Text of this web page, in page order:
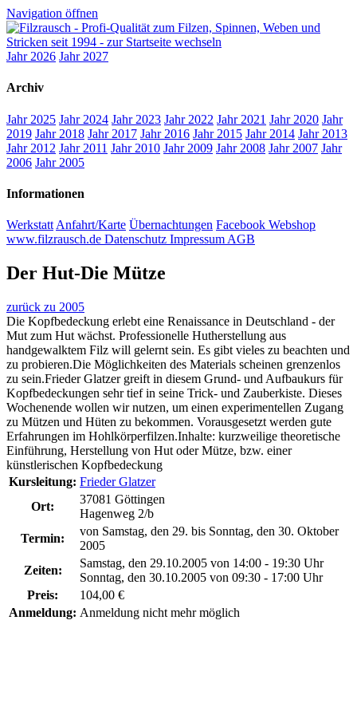
Navigation öffnen
Jahr 2026 Jahr 2027
Archiv
Jahr 2025 Jahr 2024 Jahr 2023 Jahr 2022 Jahr 2021 Jahr 2020 Jahr
2019 Jahr 2018 Jahr 2017 Jahr 2016 Jahr 2015 Jahr 2014 Jahr 2013
Jahr 2012 Jahr 2011 Jahr 2010 Jahr 2009 Jahr 2008 Jahr 2007 Jahr
2006 Jahr 2005
Informationen
Werkstatt Anfahrt/Karte Übernachtungen Facebook Webshop
www.filzrausch.de Datenschutz Impressum AGB
Der Hut-Die Mütze
zurück zu 2005
Die Kopfbedeckung erlebt eine Renaissance in Deutschland - der
Mut zum Hut wächst. Professionelle Hutherstellung aus
handgewalktem Filz will gelernt sein. Es gibt vieles zu beachten und
zu probieren.Die Möglichkeiten des Materials scheinen grenzenlos
zu sein.Frieder Glatzer greift in diesem Grund- und Aufbaukurs für
Kopfbedeckungen sehr tief in seine Trick- und Zauberkiste. Dieses
Wochenende wollen wir nutzen, um einen experimentellen Zugang
zu Mützen und Hüten zu bekommen. Vorausgesetzt werden gute
Erfahrungen im Hohlkörperfilzen.Inhalte: kurzweilige theoretische
Einführung, Herstellung von Hut oder Mütze, bzw. einer
künstlerischen Kopfbedeckung
Kursleitung: Frieder Glatzer
Ort:
37081 Göttingen
Hagenweg 2/b
Termin:
von Samstag, den 29. bis Sonntag, den 30. Oktober
2005
Zeiten:
Samstag, den 29.10.2005 von 14:00 - 19:30 Uhr
Sonntag, den 30.10.2005 von 09:30 - 17:00 Uhr
Preis:
104,00 €
Anmeldung: Anmeldung nicht mehr möglich